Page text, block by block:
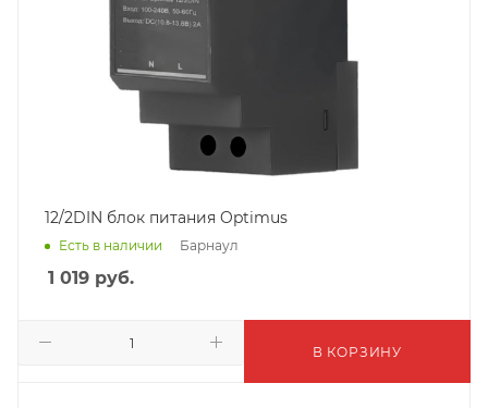
12/2DIN блок питания Optimus
Есть в наличии Барнаул
1 019 руб.
В КОРЗИНУ